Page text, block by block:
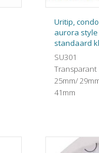
Uritip,
aurora style
standaard
SU301
Transparant
25mm/
41mm